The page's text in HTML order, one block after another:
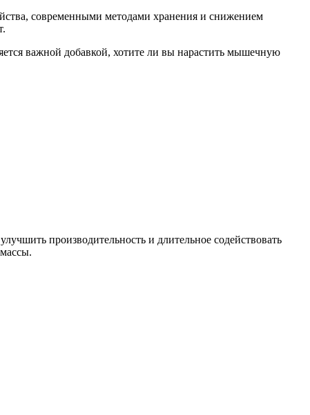
современными методами хранения и снижением
важной добавкой, хотите ли вы нарастить мышечную
производительность и длительное содействовать